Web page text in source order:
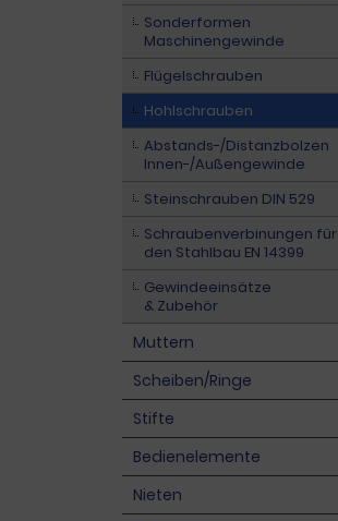
Sonderformen
Maschinengewinde
Flügelschrauben
Hohlschrauben
Abstands-/Distanzbolzen
Innen-/Außengewinde
Steinschrauben DIN 529
Schraubenverbinungen für
den Stahlbau EN 14399
Gewindeeinsätze
& Zubehör
Muttern
Scheiben/Ringe
Stifte
Bedienelemente
Nieten